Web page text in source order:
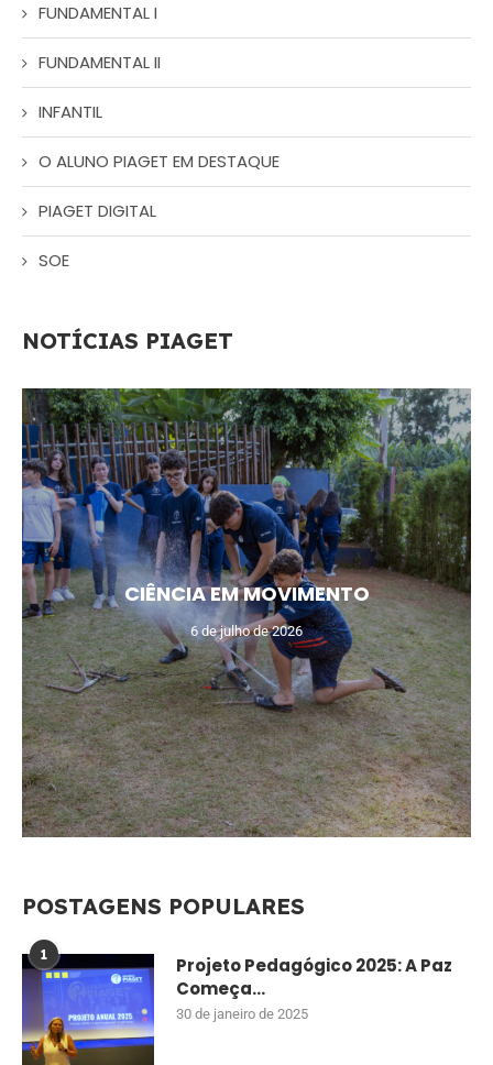
FUNDAMENTAL I
FUNDAMENTAL II
INFANTIL
O ALUNO PIAGET EM DESTAQUE
PIAGET DIGITAL
SOE
NOTÍCIAS PIAGET
CIÊNCIA EM MOVIMENTO
6 de julho de 2026
POSTAGENS POPULARES
1
Projeto Pedagógico 2025: A Paz
Começa...
30 de janeiro de 2025